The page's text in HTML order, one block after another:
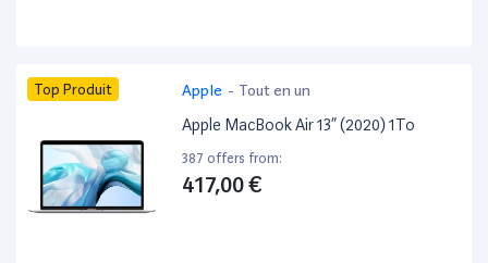
Top Produit Apple - Tout en un
Apple MacBook Air 13” (2020) 1To
387 offers from:
417,00 €